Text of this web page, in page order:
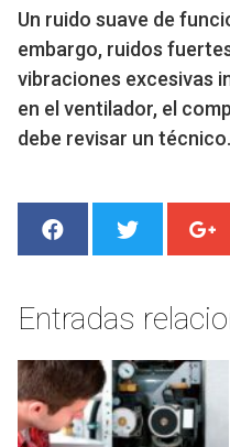
Un ruido suave de
embargo, ruidos
vibraciones excesivas
en el ventilador, el
debe revisar un técnico.
Entradas